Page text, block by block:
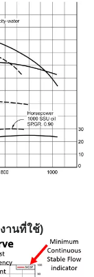
านที่ใช้)